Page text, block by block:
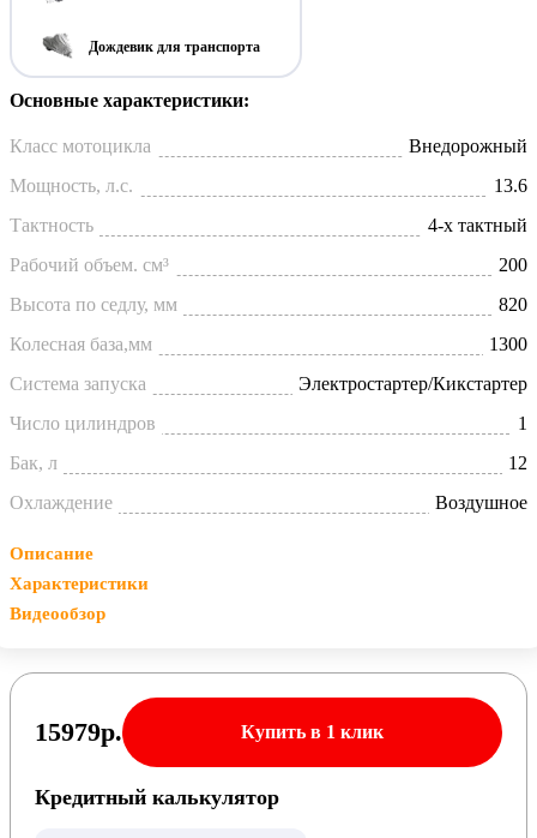
Дождевик для транспорта
Основные характеристики:
Класс мотоцикла
Внедорожный
Мощность, л.с.
13.6
Тактность
4-х тактный
Рабочий объем. см³
200
Высота по седлу, мм
820
Колесная база,мм
1300
Система запуска
Электростартер/Кикстартер
Число цилиндров
1
Бак, л
12
Охлаждение
Воздушное
Описание
Характеристики
Видеообзор
15979р. Купить в 1 клик
Кредитный калькулятор